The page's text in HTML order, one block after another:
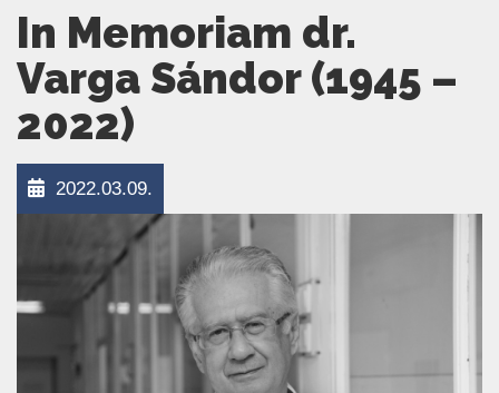
In Memoriam dr.
Varga Sándor (1945 –
2022)
2022.03.09.